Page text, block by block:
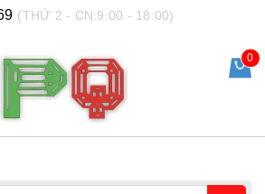
(THỨ 2 - CN:9:00 - 18:00)
0